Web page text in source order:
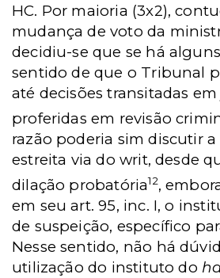
HC. Por maioria (3x2),
mudança de voto da
decidiu-se que se há
sentido de que o Tribunal
até decisões transitadas
proferidas em revisão
razão poderia sim discutir
estreita via do writ, desde
dilação probatória12,
em seu art. 95, inc. I, o
de suspeição, específico
Nesse sentido, não há
utilização do instituto do